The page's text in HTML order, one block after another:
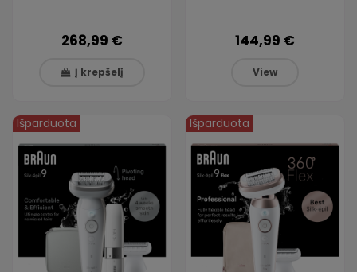
268,99 €
Į krepšelį
144,99 €
View
Išparduota Išparduota